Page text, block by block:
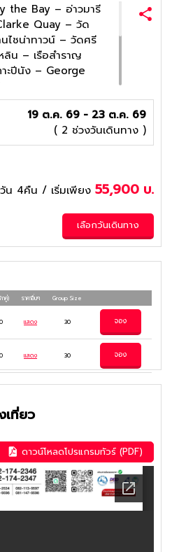
the Bay – อ่าวมารี
Quay – วัด
ไชน่าทาวน์ – วัดศรี
น – เรือสำราญ
ะปีนัง – George
าชวังอิสตานา เนการา
อคอยกัวลาลัมเปอร์
บริดจ์ – Cocoa
า – มัสยิดสีชมพู –
ความมั่งคั่ง
เมนูปูผัด
ร์
19 ต.ค. 69 - 23 ต.ค. 69
( 2 ช่วงวันเดินทาง )
น 4คืน / เริ่มเพียง 55,900 บ.
เลือกวันเดินทาง
คู่) ราคาอื่นๆ Group Size
แสดง 30 จอง
แสดง 30 จอง
เที่ยว
ดาวน์โหลดโปรแกรมทัวร์ (PDF)